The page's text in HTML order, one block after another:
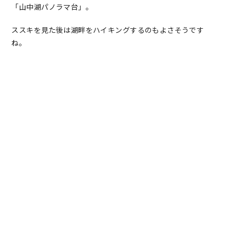
「山中湖パノラマ台」。
ススキを見た後は湖畔をハイキングするのもよさそうです
ね。